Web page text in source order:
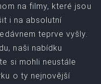
na filmy, které jsou
i na absolutní
teprve vyšly.
naši nabídku
si mohli neustále
o ty nejnovější